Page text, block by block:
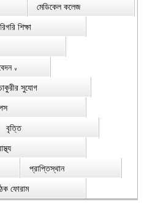
মেডিকেল কলেজ
শিক্ষা
∨
সুযোগ
বৃত্তি
প্রাপ্তিস্থান
ফোরাম